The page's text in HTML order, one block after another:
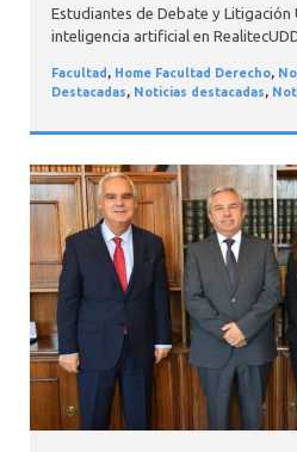
Estudiantes de Debate y Litigación
inteligencia artificial en
Facultad , Home Facultad Derecho,
Destacadas, Noticias destacadas,